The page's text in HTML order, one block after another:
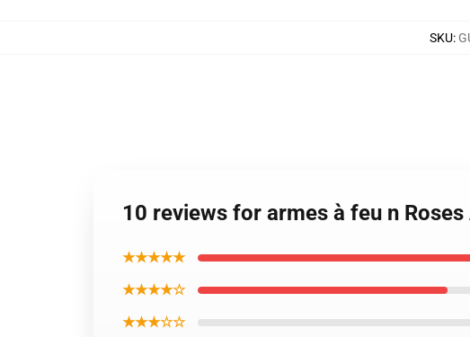
SKU:
10 reviews for armes à feu n
★★★★★
★★★★☆
★★★☆☆